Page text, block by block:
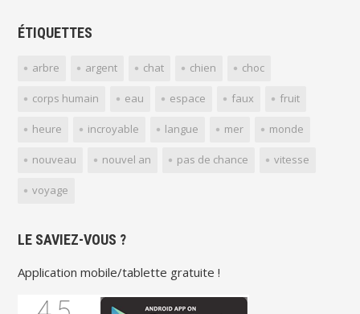
ÉTIQUETTES
arbre argent chat chien choc
corps humain eau espace faux fruit
heure incroyable langue mer monde
nouveau nouvel an pas de chance vitesse
voyage
LE SAVIEZ-VOUS ?
Application mobile/tablette gratuite !